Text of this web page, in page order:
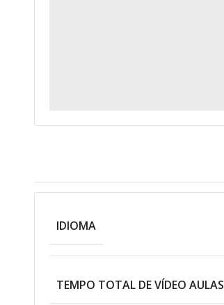
IDIOMA
TEMPO TOTAL DE VÍDEO AULAS